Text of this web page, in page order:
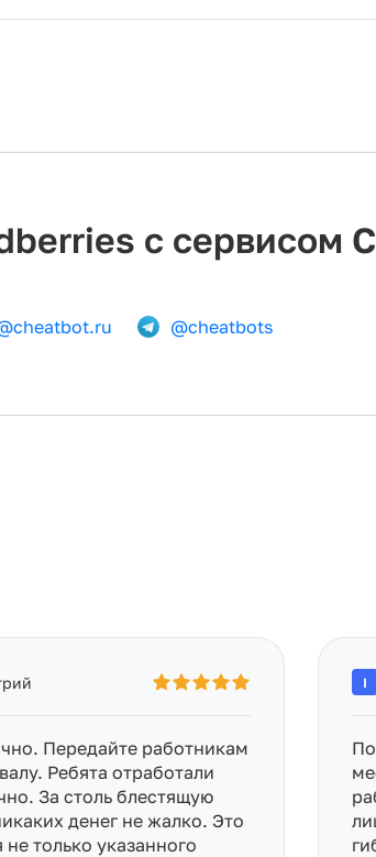
с сервисом
@cheatbots
Передайте работникам
Ребята отработали
За столь блестящую
денег не жалко. Это
не только указанного
I